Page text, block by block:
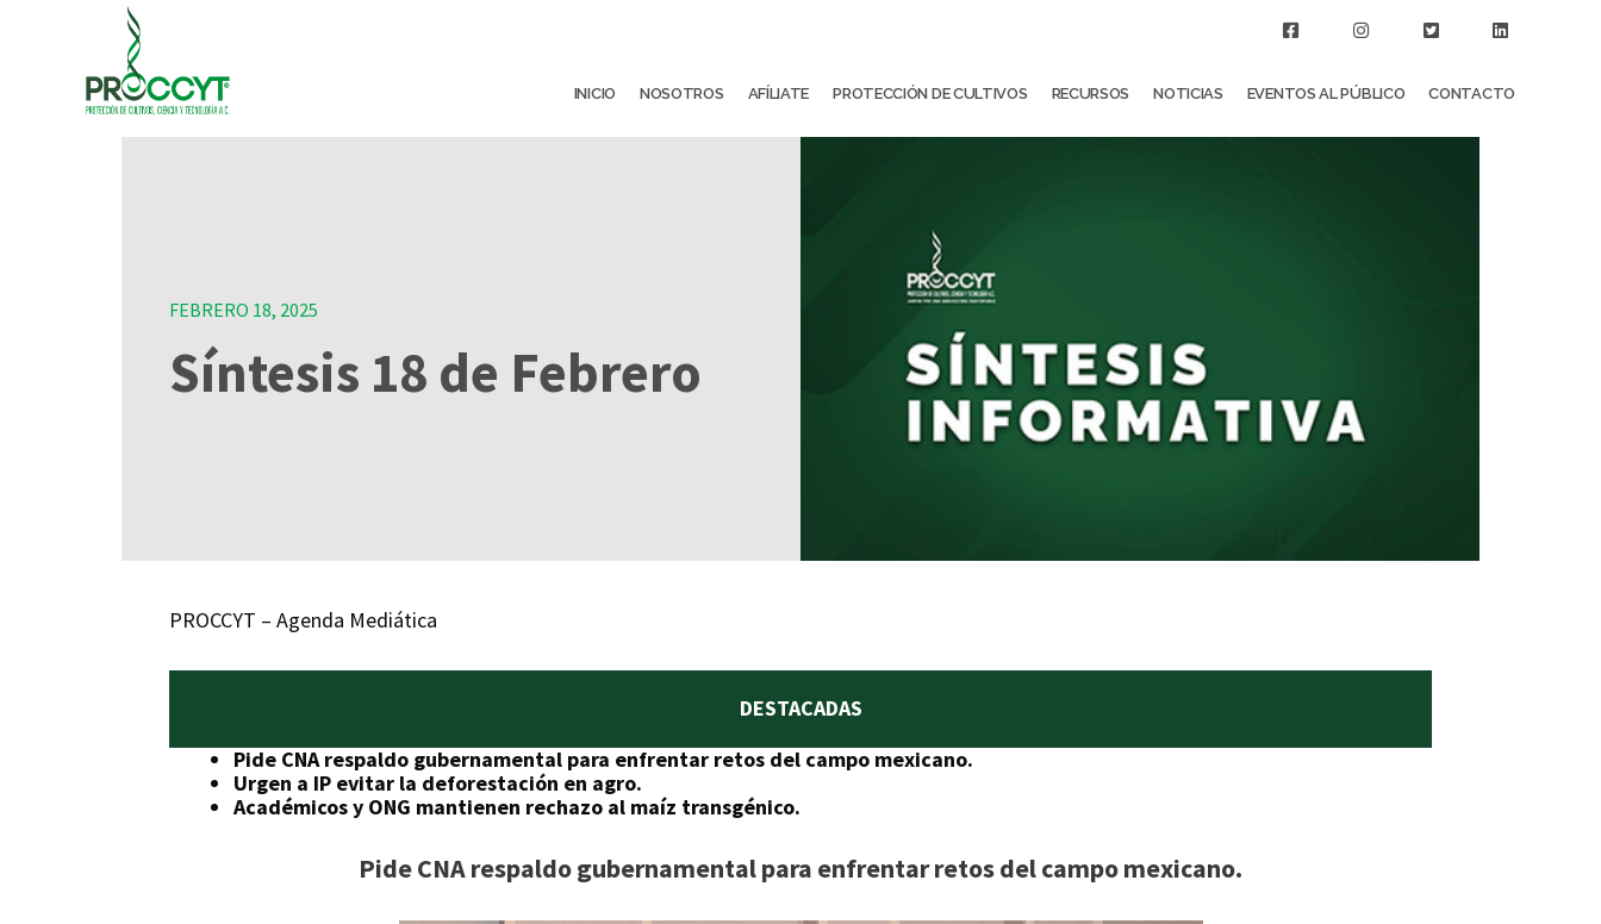
INICIO NOSOTROS AFÍLIATE PROTECCIÓN DE CULTIVOS RECURSOS NOTICIAS EVENTOS AL PÚBLICO CONTACTO
FEBRERO 18, 2025
Síntesis 18 de Febrero
PROCCYT – Agenda Mediática
DESTACADAS
Pide CNA respaldo gubernamental para enfrentar retos del campo mexicano.
Urgen a IP evitar la deforestación en agro.
Académicos y ONG mantienen rechazo al maíz transgénico.
Pide CNA respaldo gubernamental para enfrentar retos del campo mexicano.